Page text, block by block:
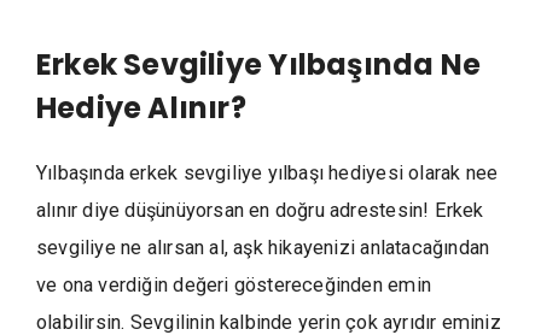
Erkek Sevgiliye Yılbaşında Ne
Hediye Alınır?
Yılbaşında erkek sevgiliye yılbaşı hediyesi olarak nee
alınır diye düşünüyorsan en doğru adrestesin! Erkek
sevgiliye ne alırsan al, aşk hikayenizi anlatacağından
ve ona verdiğin değeri göstereceğinden emin
olabilirsin. Sevgilinin kalbinde yerin çok ayrıdır eminiz